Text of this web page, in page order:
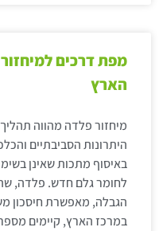
מפת דרכים
הארץ
מיחזור פלדה מהווה
היתרונות הסביבתיים
באיסוף מתכות שאינן
לחומר גלם חדש. פלדה,
הגבלה, מאפשרת חיסכון
במרכז הארץ, קיימים